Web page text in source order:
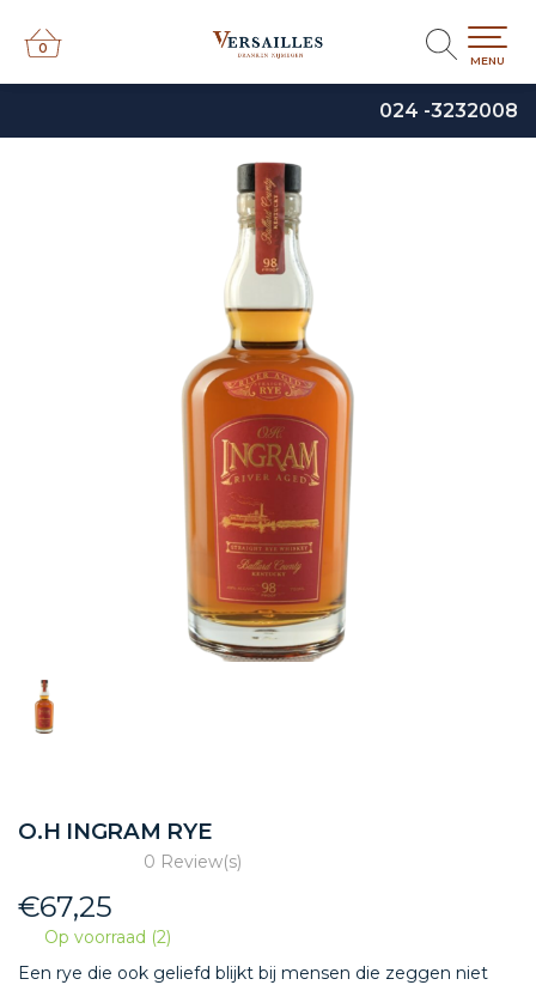
024 -3232008
0
0
MENU
O.H INGRAM RYE
0 Review(s)
€67,25
Op voorraad (2)
Een rye die ook geliefd blijkt bij mensen die zeggen niet